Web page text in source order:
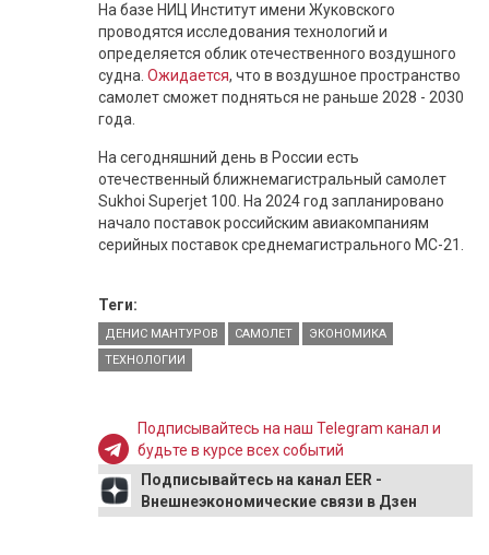
На базе НИЦ Институт имени Жуковского
проводятся исследования технологий и
определяется облик отечественного воздушного
судна. Ожидается, что в воздушное пространство
самолет сможет подняться не раньше 2028 - 2030
года.
На сегодняшний день в России есть
отечественный ближнемагистральный самолет
Sukhoi Superjet 100. На 2024 год запланировано
начало поставок российским авиакомпаниям
серийных поставок среднемагистрального МС-21.
Теги:
ДЕНИС МАНТУРОВ САМОЛЕТ
ЭКОНОМИКА
ТЕХНОЛОГИИ
Подписывайтесь на наш Telegram канал и
будьте в курсе всех событий
Подписывайтесь на канал EER -
Внешнеэкономические связи в Дзен